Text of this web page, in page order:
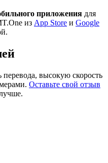
приложения для
из App Store и Google
перевода, высокую скорость
Оставьте свой отзыв